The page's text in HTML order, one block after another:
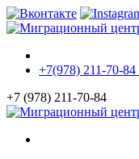
+7(978) 211-70-
+7 (978) 211-70-84